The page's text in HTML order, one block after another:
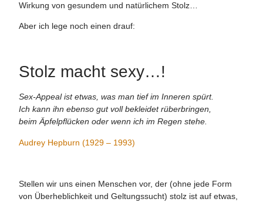
Wirkung von gesundem und natürlichem Stolz…
Aber ich lege noch einen drauf:
Stolz macht sexy…!
Sex-Appeal ist etwas, was man tief im Inneren spürt.
Ich kann ihn ebenso gut voll bekleidet rüberbringen,
beim Äpfelpflücken oder wenn ich im Regen stehe.
Audrey Hepburn (1929 – 1993)
Stellen wir uns einen Menschen vor, der (ohne jede Form
von Überheblichkeit und Geltungssucht) stolz ist auf etwas,